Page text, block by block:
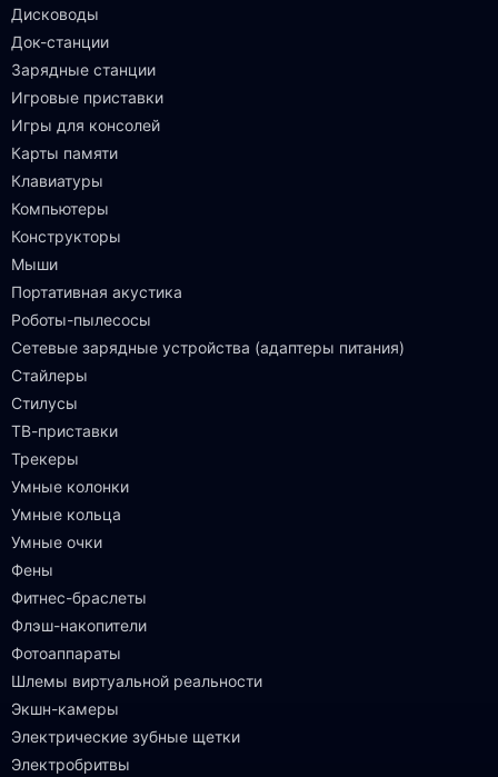
Дисководы
Док-станции
Зарядные станции
Игровые приставки
Игры для консолей
Карты памяти
Клавиатуры
Компьютеры
Конструкторы
Мыши
Портативная акустика
Роботы-пылесосы
Сетевые зарядные устройства (адаптеры питания)
Стайлеры
Стилусы
ТВ-приставки
Трекеры
Умные колонки
Умные кольца
Умные очки
Фены
Фитнес-браслеты
Флэш-накопители
Фотоаппараты
Шлемы виртуальной реальности
Экшн-камеры
Электрические зубные щетки
Электробритвы